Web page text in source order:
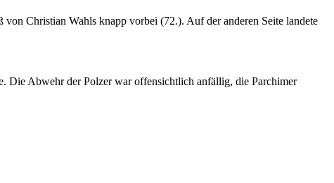
Christian Wahls knapp vorbei (72.). Auf der anderen Seite landete
Die Abwehr der Polzer war offensichtlich anfällig, die Parchimer